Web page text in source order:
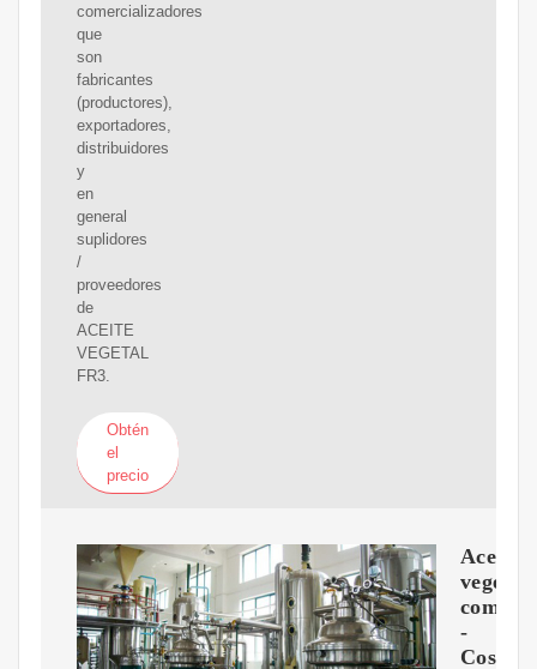
comercializadores
que
son
fabricantes
(productores),
exportadores,
distribuidores
y
en
general
suplidores
/
proveedores
de
ACEITE
VEGETAL
FR3.
Obtén
el
precio
Aceite
vegetal
-
Cosmos